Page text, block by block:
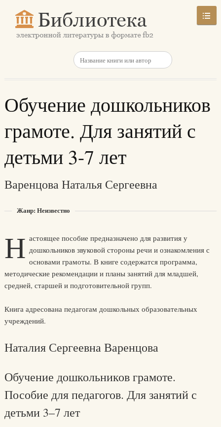
Обучение дошкольников
грамоте. Для занятий с
детьми 3-7 лет
Варенцова Наталья Сергеевна
Жанр: Неизвестно
Н астоящее пособие предназначено для развития у
дошкольников звуковой стороны речи и ознакомления с
основами грамоты. В книге содержатся программа,
методические рекомендации и планы занятий для младшей,
средней, старшей и подготовительной групп.
Книга адресована педагогам дошкольных образовательных
учреждений.
Наталия Сергеевна Варенцова
Обучение дошкольников грамоте.
Пособие для педагогов. Для занятий с
детьми 3–7 лет